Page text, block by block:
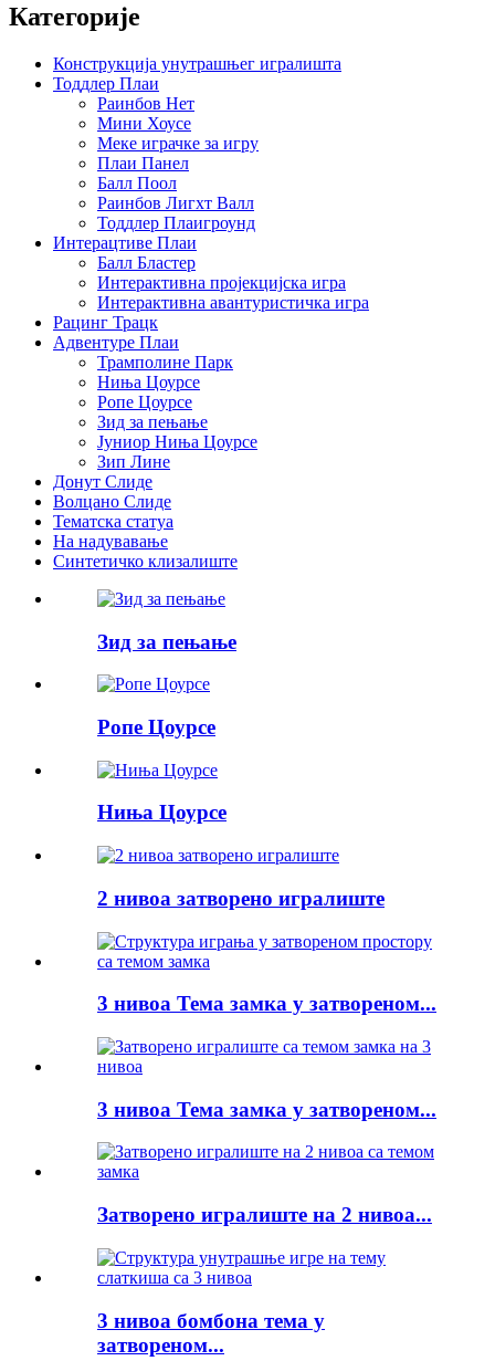
Категорије
Конструкција унутрашњег игралишта
Тоддлер Плаи
Раинбов Нет
Мини Хоусе
Меке играчке за игру
Плаи Панел
Балл Поол
Раинбов Лигхт Валл
Тоддлер Плаигроунд
Интерацтиве Плаи
Балл Бластер
Интерактивна пројекцијска игра
Интерактивна авантуристичка игра
Рацинг Трацк
Адвентуре Плаи
Трамполине Парк
Ниња Цоурсе
Ропе Цоурсе
Зид за пењање
Јуниор Ниња Цоурсе
Зип Лине
Донут Слиде
Волцано Слиде
Тематска статуа
На надувавање
Синтетичко клизалиште
Зид за пењање
Ропе Цоурсе
Ниња Цоурсе
2 нивоа затворено игралиште
3 нивоа Тема замка у затвореном...
3 нивоа Тема замка у затвореном...
Затворено игралиште на 2 нивоа...
3 нивоа бомбона тема у
затвореном...